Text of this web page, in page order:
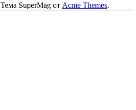
Тема SuperMag от Acme Themes.